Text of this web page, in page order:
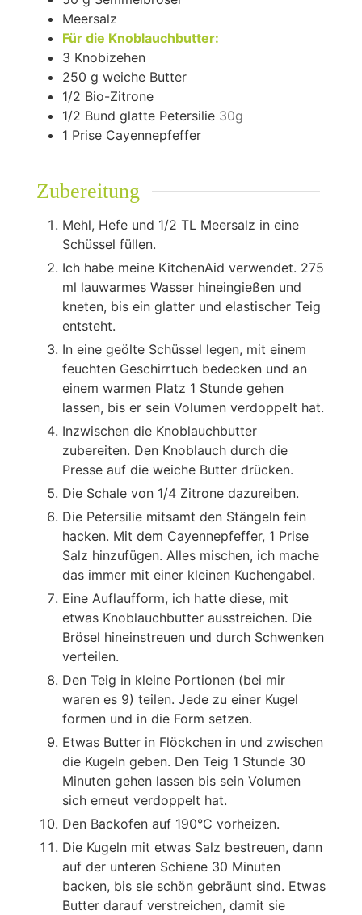
Meersalz
Für die Knoblauchbutter:
3 Knobizehen
250 g weiche Butter
1/2 Bio-Zitrone
1/2 Bund glatte Petersilie 30g
1 Prise Cayennepfeffer
Zubereitung
Mehl, Hefe und 1/2 TL Meersalz in eine
Schüssel füllen.
Ich habe meine KitchenAid verwendet. 275
ml lauwarmes Wasser hineingießen und
kneten, bis ein glatter und elastischer Teig
entsteht.
In eine geölte Schüssel legen, mit einem
feuchten Geschirrtuch bedecken und an
einem warmen Platz 1 Stunde gehen
lassen, bis er sein Volumen verdoppelt hat.
Inzwischen die Knoblauchbutter
zubereiten. Den Knoblauch durch die
Presse auf die weiche Butter drücken.
Die Schale von 1/4 Zitrone dazureiben.
Die Petersilie mitsamt den Stängeln fein
hacken. Mit dem Cayennepfeffer, 1 Prise
Salz hinzufügen. Alles mischen, ich mache
das immer mit einer kleinen Kuchengabel.
Eine Auflaufform, ich hatte diese, mit
etwas Knoblauchbutter ausstreichen. Die
Brösel hineinstreuen und durch Schwenken
verteilen.
Den Teig in kleine Portionen (bei mir
waren es 9) teilen. Jede zu einer Kugel
formen und in die Form setzen.
Etwas Butter in Flöckchen in und zwischen
die Kugeln geben. Den Teig 1 Stunde 30
Minuten gehen lassen bis sein Volumen
sich erneut verdoppelt hat.
Den Backofen auf 190°C vorheizen.
Die Kugeln mit etwas Salz bestreuen, dann
auf der unteren Schiene 30 Minuten
backen, bis sie schön gebräunt sind. Etwas
Butter darauf verstreichen, damit sie